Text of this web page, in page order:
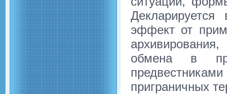
эффект от
обмена в
приграничных